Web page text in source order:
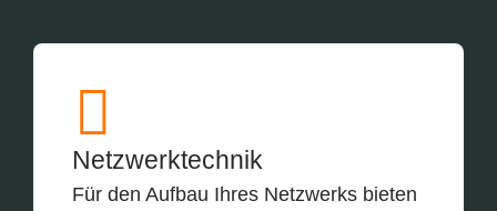
Netzwerktechnik
Für den Aufbau Ihres Netzwerks bieten